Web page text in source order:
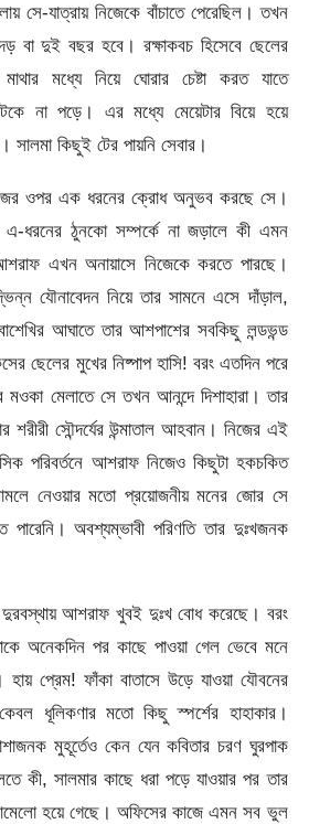
সে-যাত্রায় নিজেকে বাঁচাতে পেরেছিল। তখন
বা দুই বছর হবে। রক্ষাকবচ হিসেবে ছেলের
মধ্যে নিয়ে ঘোরার চেষ্টা করত যাতে
না পড়ে। এর মধ্যে মেয়েটার বিয়ে হয়ে
সালমা কিছুই টের পায়নি সেবার।
ওপর এক ধরনের ক্রোধ অনুভব করছে সে।
এ-ধরনের ঠুনকো সম্পর্কে না জড়ালে কী এমন
এখন অনায়াসে নিজেকে করতে পারছে।
যৌনাবেদন নিয়ে তার সামনে এসে দাঁড়াল,
আঘাতে তার আশপাশের সবকিছু লন্ডভন্ড
ছেলের মুখের নিষ্পাপ হাসি! বরং এতদিন পরে
মওকা মেলাতে সে তখন আনন্দে দিশাহারা। তার
সৌন্দর্যের উন্মাতাল আহবান। নিজের এই
পরিবর্তনে আশরাফ নিজেও কিছুটা হকচকিত
নেওয়ার মতো প্রয়োজনীয় মনের জোর সে
পারেনি। অবশ্যম্ভাবী পরিণতি তার দুঃখজনক
দুরবস্থায় আশরাফ খুবই দুঃখ বোধ করেছে। বরং
অনেকদিন পর কাছে পাওয়া গেল ভেবে মনে
প্রেম! ফাঁকা বাতাসে উড়ে যাওয়া যৌবনের
ধূলিকণার মতো কিছু স্পর্শের হাহাকার।
মুহূর্তেও কেন যেন কবিতার চরণ ঘুরপাক
কী, সালমার কাছে ধরা পড়ে যাওয়ার পর তার
হয়ে গেছে। অফিসের কাজে এমন সব ভুল